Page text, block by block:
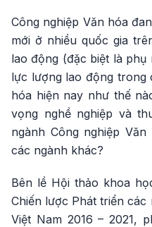
Công nghiệp Văn hóa
mới ở nhiều quốc gia
lao động (đặc biệt là phụ
lực lượng lao động trong
hóa hiện nay như thế
vọng nghề nghiệp và
ngành Công nghiệp
các ngành khác?
Bên lề Hội thảo khoa
Chiến lược Phát triển các
Việt Nam 2016 – 2021,